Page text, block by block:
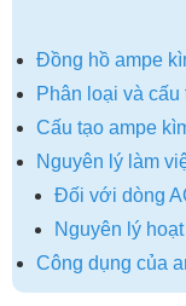
Đồng hồ ampe
Phân loại và cấu
Cấu tạo ampe
Nguyên lý làm
Đối với dòng
Nguyên lý
Công dụng của